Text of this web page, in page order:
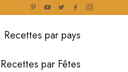
Recettes par pays
Recettes par Fêtes